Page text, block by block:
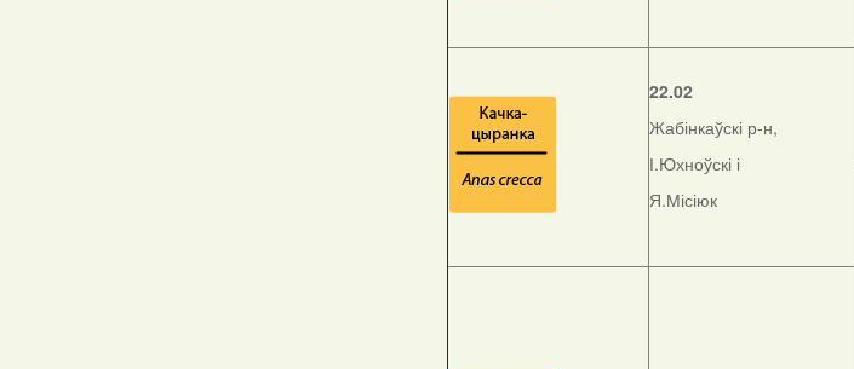
22.02
Жабінкаўскі р-н,
І.Юхноўскі і
Я.Місіюк